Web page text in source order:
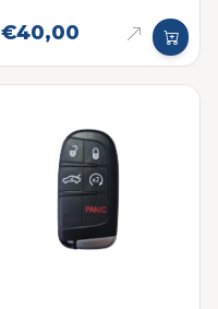
€40,00